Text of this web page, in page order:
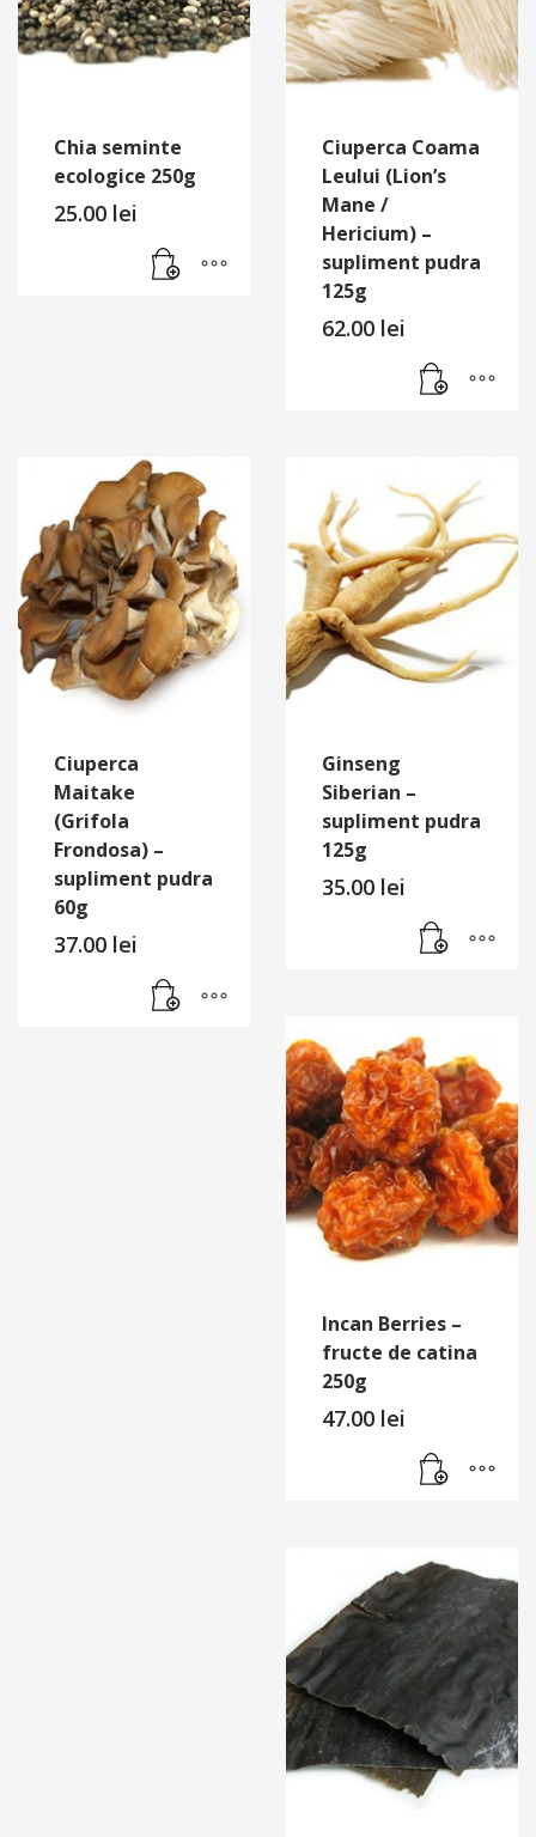
Chia seminte
ecologice 250g
25.00 lei
Ciuperca Coama
Leului (Lion’s
Mane /
Hericium) –
supliment pudra
125g
62.00 lei
Ciuperca
Maitake
(Grifola
Frondosa) –
supliment pudra
60g
37.00 lei
Ginseng
Siberian –
supliment pudra
125g
35.00 lei
Incan Berries –
fructe de catina
250g
47.00 lei